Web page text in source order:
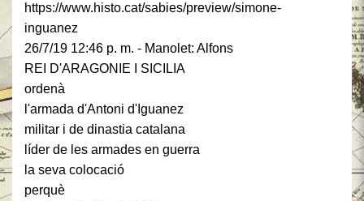
https://www.histo.cat/sabies/preview/simone-
inguanez
26/7/19 12:46 p. m. - Manolet: Alfons
REI D'ARAGONIE I SICILIA
ordenà
l'armada d'Antoni d'Iguanez
militar i de dinastia catalana
líder de les armades en guerra
la seva colocació
perquè